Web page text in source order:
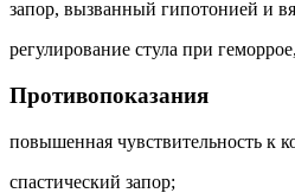
запор, вызванный гипотонией и
регулирование стула при
Противопоказания
повышенная чувствительность к
спастический запор;